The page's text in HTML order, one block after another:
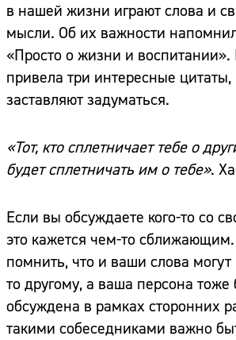
в нашей жизни играют слова и
мысли. Об их важности
«Просто о жизни и воспитании».
привела три интересные цитаты,
заставляют задуматься.
«Тот, кто сплетничает тебе о
будет сплетничать им о тебе».
Если вы обсуждаете кого-то со
это кажется чем-то
помнить, что и ваши слова
то другому, а ваша персона тоже
обсуждена в рамках сторонних
такими собеседниками важно